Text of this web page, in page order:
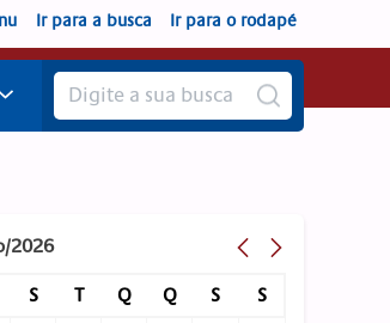
Ir para a busca Ir para o rodapé
2026
S T Q Q S
S